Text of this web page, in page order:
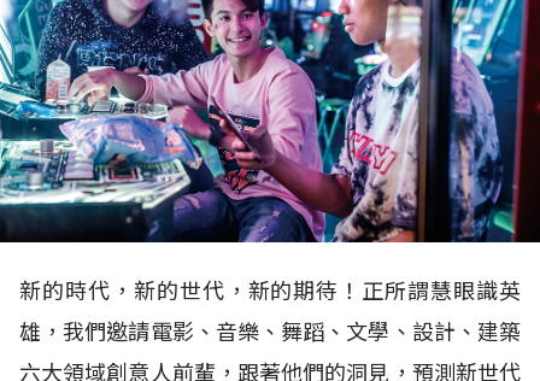
新的時代，新的世代，新的期待！正所謂慧眼識英
雄，我們邀請電影、音樂、舞蹈、文學、設計、建築
六大領域創意人前輩，跟著他們的洞見，預測新世代